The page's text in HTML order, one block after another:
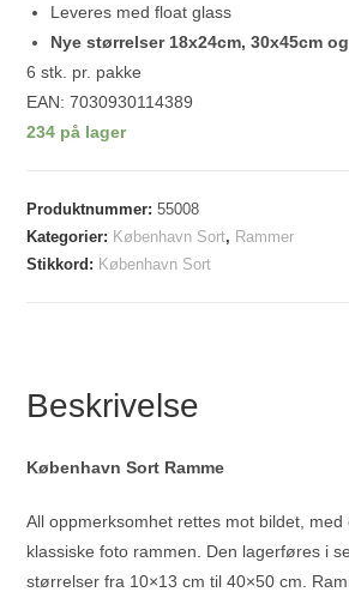
Leveres med float glass
Nye størrelser 18x24cm, 30x45cm
6 stk. pr. pakke
EAN: 7030930114389
234 på lager
Produktnummer:55008
Kategorier: København Sort, Rammer
Stikkord: København Sort
Beskrivelse
København Sort Ramme
All oppmerksomhet rettes mot bildet, med
klassiske foto rammen. Den lagerføres i
størrelser fra 10×13 cm til 40×50 cm.